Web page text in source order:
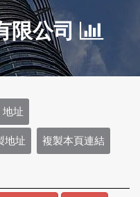
限公司
址
地址 複製本頁連結